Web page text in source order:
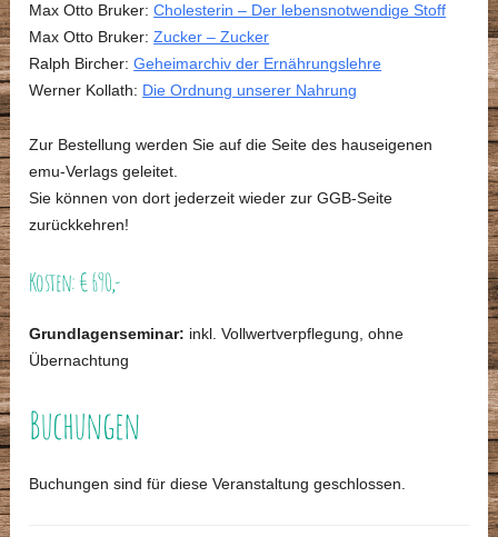
Max Otto Bruker:Cholesterin – Der lebensnotwendige Stoff
Max Otto Bruker:Zucker – Zucker
Ralph Bircher:Geheimarchiv der Ernährungslehre
Werner Kollath: Die Ordnung unserer Nahrung
Zur Bestellung werden Sie auf die Seite des hauseigenen
emu-Verlags geleitet.
Sie können von dort jederzeit wieder zur GGB-Seite
zurückkehren!
Kosten: € 690,-
Grundlagenseminar: inkl. Vollwertverpflegung, ohne
Übernachtung
Buchungen
Buchungen sind für diese Veranstaltung geschlossen.